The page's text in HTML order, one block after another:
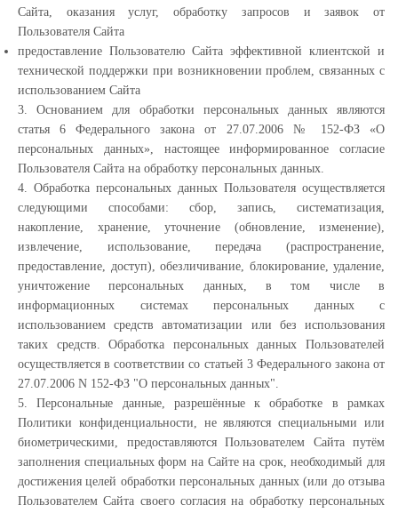
Сайта, оказания услуг, обработку запросов и заявок от
Пользователя Сайта
предоставление Пользователю Сайта эффективной клиентской и
технической поддержки при возникновении проблем, связанных с
использованием Сайта
3. Основанием для обработки персональных данных являются
статья 6 Федерального закона от 27.07.2006 № 152-ФЗ «О
персональных данных», настоящее информированное согласие
Пользователя Сайта на обработку персональных данных.
4. Обработка персональных данных Пользователя осуществляется
следующими способами: сбор, запись, систематизация,
накопление, хранение, уточнение (обновление, изменение),
извлечение, использование, передача (распространение,
предоставление, доступ), обезличивание, блокирование, удаление,
уничтожение персональных данных, в том числе в
информационных системах персональных данных с
использованием средств автоматизации или без использования
таких средств. Обработка персональных данных Пользователей
осуществляется в соответствии со статьей 3 Федерального закона от
27.07.2006 N 152-ФЗ "О персональных данных".
5. Персональные данные, разрешённые к обработке в рамках
Политики конфиденциальности, не являются специальными или
биометрическими, предоставляются Пользователем Сайта путём
заполнения специальных форм на Сайте на срок, необходимый для
достижения целей обработки персональных данных (или до отзыва
Пользователем Сайта своего согласия на обработку персональных